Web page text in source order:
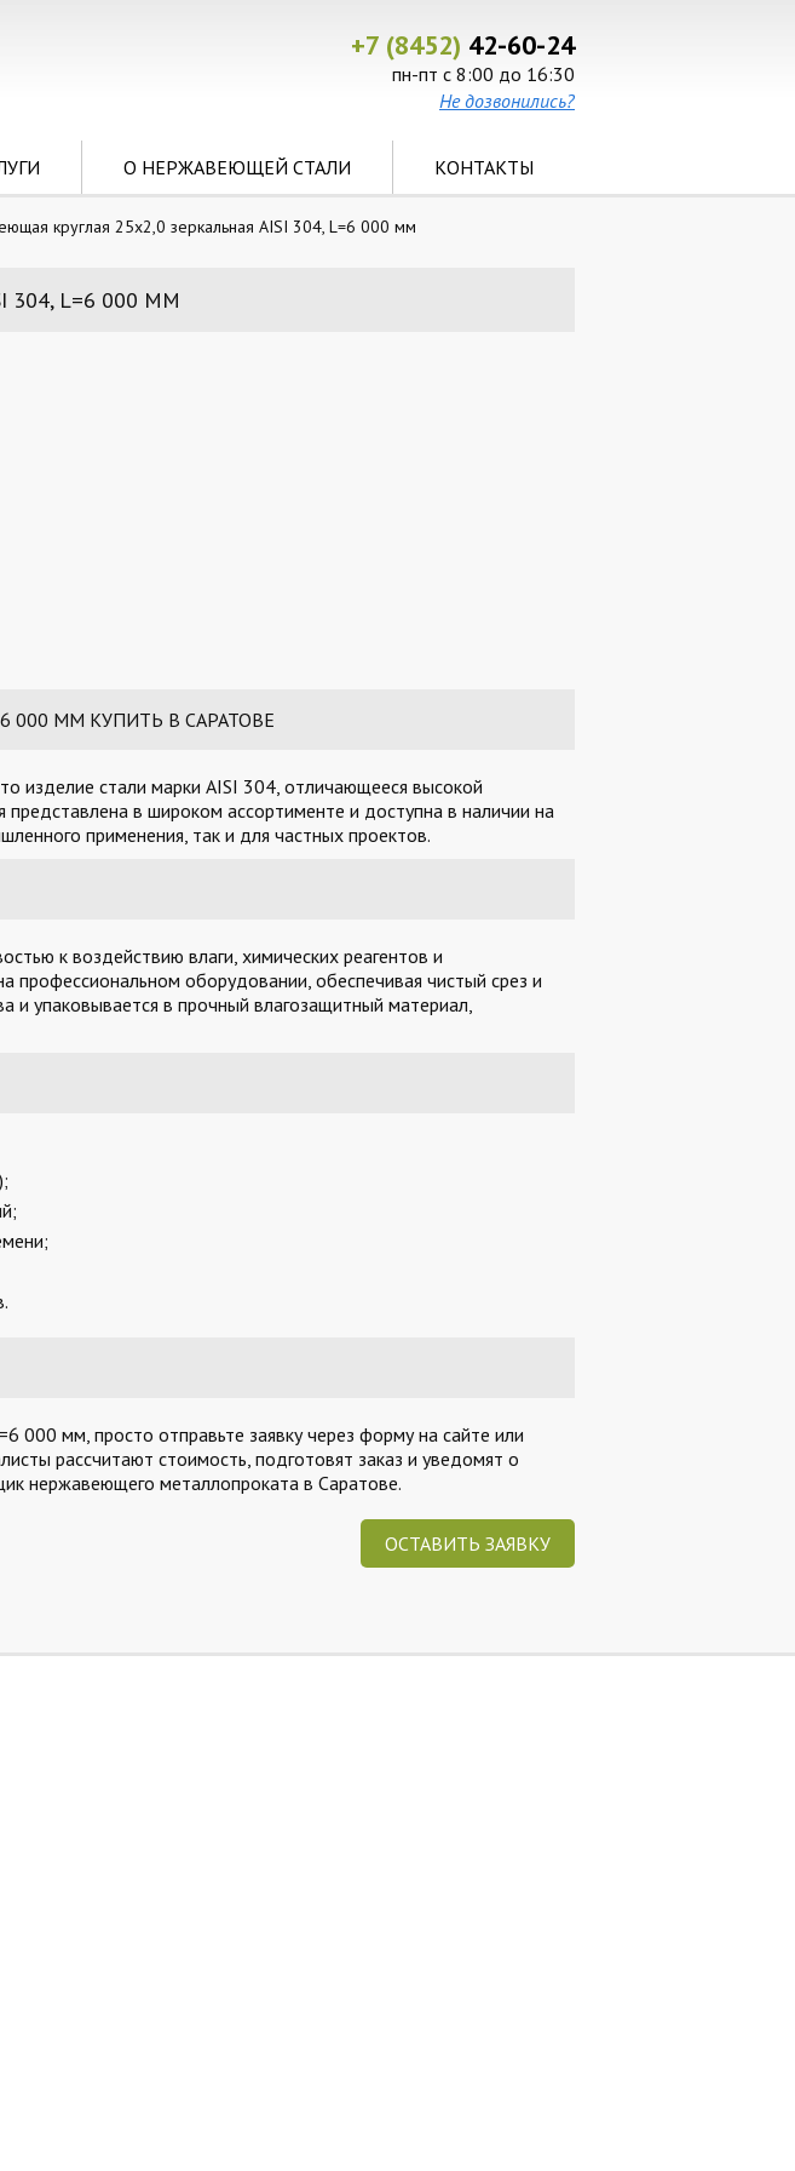
+7 (8452) 42-60-24
пн-пт с 8:00 до 16:30
Не дозвонились?
О НЕРЖАВЕЮЩЕЙ СТАЛИ КОНТАКТЫ
круглая 25х2,0 зеркальная AISI 304, L=6 000 мм
304, L=6 000 ММ
000 ММ КУПИТЬ В САРАТОВЕ
изделие стали марки AISI 304, отличающееся высокой
в широком ассортименте и доступна в наличии на
применения, так и для частных проектов.
к воздействию влаги, химических реагентов и
оборудовании, обеспечивая чистый срез и
и упаковывается в прочный влагозащитный материал,
000 мм, просто отправьте заявку через форму на сайте или
рассчитают стоимость, подготовят заказ и уведомят о
нержавеющего металлопроката в Саратове.
ОСТАВИТЬ ЗАЯВКУ